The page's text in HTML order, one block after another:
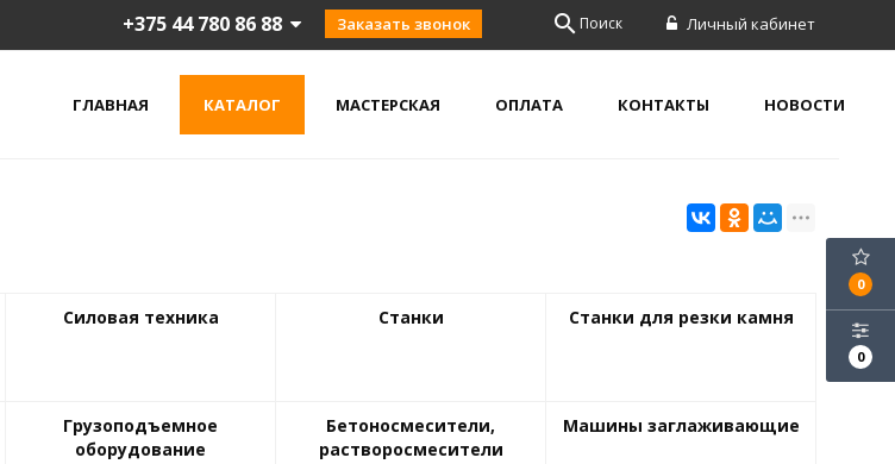
Личный кабинет
search Поиск
+375 44 780 86 88 Заказать звонок
ГЛАВНАЯ КАТАЛОГ МАСТЕРСКАЯ ОПЛАТА КОНТАКТЫ НОВОСТИ
0
0
Силовая техника Станки Станки для резки камня
Грузоподъемное
оборудование
Бетоносмесители,
растворосмесители
Машины заглаживающие